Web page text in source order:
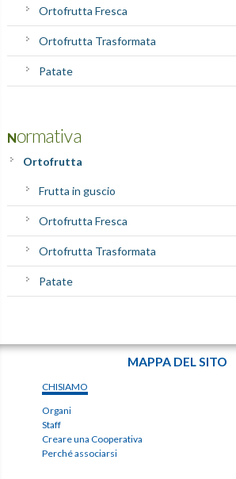
Ortofrutta Fresca
Ortofrutta Trasformata
Patate
Normativa
Ortofrutta
Frutta in guscio
Ortofrutta Fresca
Ortofrutta Trasformata
Patate
MAPPA DEL SITO
CHISIAMO
Organi
Staff
Creare una Cooperativa
Perché associarsi